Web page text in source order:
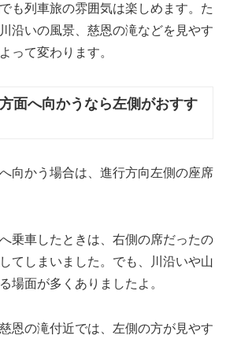
も列車旅の雰囲気は楽しめます。た
沿いの風景、慈恩の滝などを見やす
って変わります。
面へ向かうなら左側がおすす
向かう場合は、進行方向左側の座席
乗車したときは、右側の席だったの
てしまいました。でも、川沿いや山
場面が多くありましたよ。
恩の滝付近では、左側の方が見やす